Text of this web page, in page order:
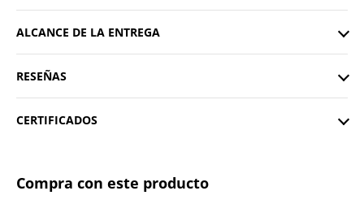
ALCANCE DE LA ENTREGA
RESEÑAS
CERTIFICADOS
Compra con este producto